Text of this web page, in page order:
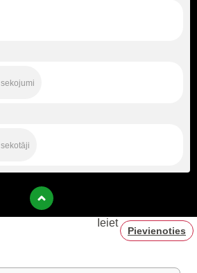
sekojumi
sekotāji
Ieiet
Pievienoties